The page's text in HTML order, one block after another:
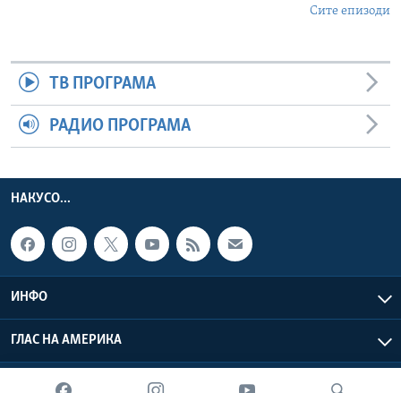
Сите епизоди
ТВ ПРОГРАМА
РАДИО ПРОГРАМА
НАКУСО...
ИНФО
ГЛАС НА АМЕРИКА
Глас на Америка © 2026 VOA, Inc. Сите права задржани.